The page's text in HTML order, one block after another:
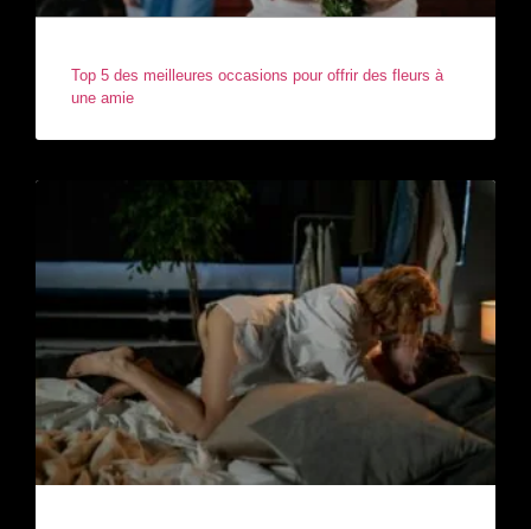
Top 5 des meilleures occasions pour offrir des fleurs à
une amie